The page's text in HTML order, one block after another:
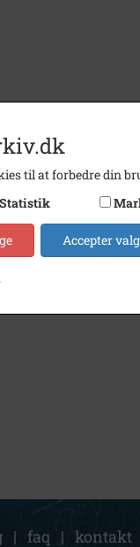
| faq | kontakt
til at forbedre din
Statistik
Accepter